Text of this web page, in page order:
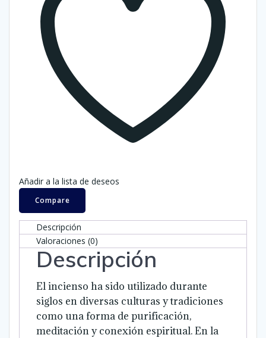
Añadir a la lista de deseos
Compare
Descripción
Valoraciones (0)
Descripción
El incienso ha sido utilizado durante
siglos en diversas culturas y tradiciones
como una forma de purificación,
meditación y conexión espiritual. En la